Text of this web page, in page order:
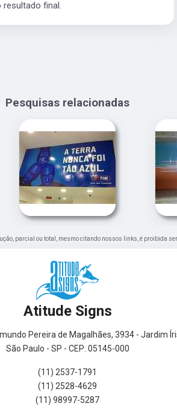
resultado final.
Pesquisas relacionadas
parcial ou total, mesmo citando nossos links, é proibida
Atitude Signs
Pereira de Magalhães, 3934 - Jardim
São Paulo - SP - CEP: 05145-000
(11) 2537-1791
(11) 2528-4629
(11) 98997-5287